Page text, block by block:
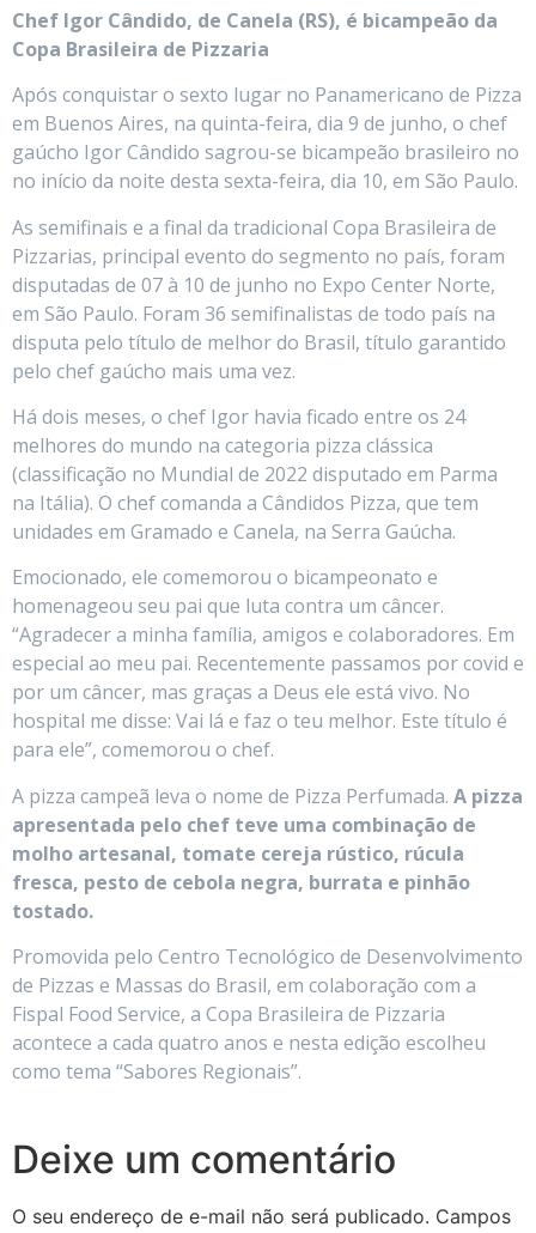
Chef Igor Cândido, de Canela (RS), é bicampeão da
Copa Brasileira de Pizzaria
Após conquistar o sexto lugar no Panamericano de Pizza
em Buenos Aires, na quinta-feira, dia 9 de junho, o chef
gaúcho Igor Cândido sagrou-se bicampeão brasileiro no
no início da noite desta sexta-feira, dia 10, em São Paulo.
As semifinais e a final da tradicional Copa Brasileira de
Pizzarias, principal evento do segmento no país, foram
disputadas de 07 à 10 de junho no Expo Center Norte,
em São Paulo. Foram 36 semifinalistas de todo país na
disputa pelo título de melhor do Brasil, título garantido
pelo chef gaúcho mais uma vez.
Há dois meses, o chef Igor havia ficado entre os 24
melhores do mundo na categoria pizza clássica
(classificação no Mundial de 2022 disputado em Parma
na Itália). O chef comanda a Cândidos Pizza, que tem
unidades em Gramado e Canela, na Serra Gaúcha.
Emocionado, ele comemorou o bicampeonato e
homenageou seu pai que luta contra um câncer.
“Agradecer a minha família, amigos e colaboradores. Em
especial ao meu pai. Recentemente passamos por covid e
por um câncer, mas graças a Deus ele está vivo. No
hospital me disse: Vai lá e faz o teu melhor. Este título é
para ele”, comemorou o chef.
A pizza campeã leva o nome de Pizza Perfumada. A pizza
apresentada pelo chef teve uma combinação de
molho artesanal, tomate cereja rústico, rúcula
fresca, pesto de cebola negra, burrata e pinhão
tostado.
Promovida pelo Centro Tecnológico de Desenvolvimento
de Pizzas e Massas do Brasil, em colaboração com a
Fispal Food Service, a Copa Brasileira de Pizzaria
acontece a cada quatro anos e nesta edição escolheu
como tema “Sabores Regionais”.
Deixe um comentário
O seu endereço de e-mail não será publicado. Campos